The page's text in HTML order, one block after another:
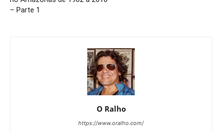
– Parte 1
O Ralho
https://www.oralho.com/